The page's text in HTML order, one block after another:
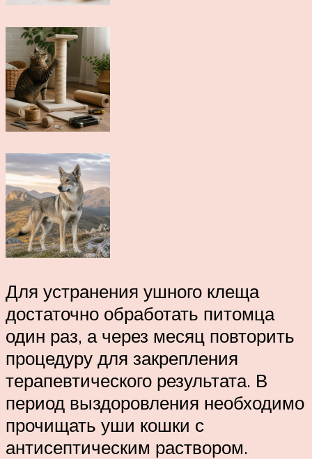
Для устранения ушного клеща
достаточно обработать питомца
один раз, а через месяц повторить
процедуру для закрепления
терапевтического результата. В
период выздоровления необходимо
прочищать уши кошки с
антисептическим раствором.